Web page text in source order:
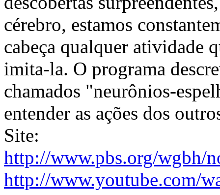
cérebro, estamos
cabeça qualquer atividade
imita-la. O programa
chamados "neurônios-
entender as ações dos
Site:
http://www.pbs.org/wgbh/
http://www.youtube.com/